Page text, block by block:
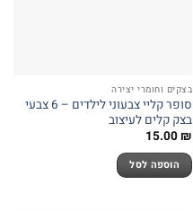
בצקים וחומרי יצירה
סופר קליי צבעוני לילדים – 6 צבעי
בצק קלים לעיצוב
15.00₪
הוספה לסל